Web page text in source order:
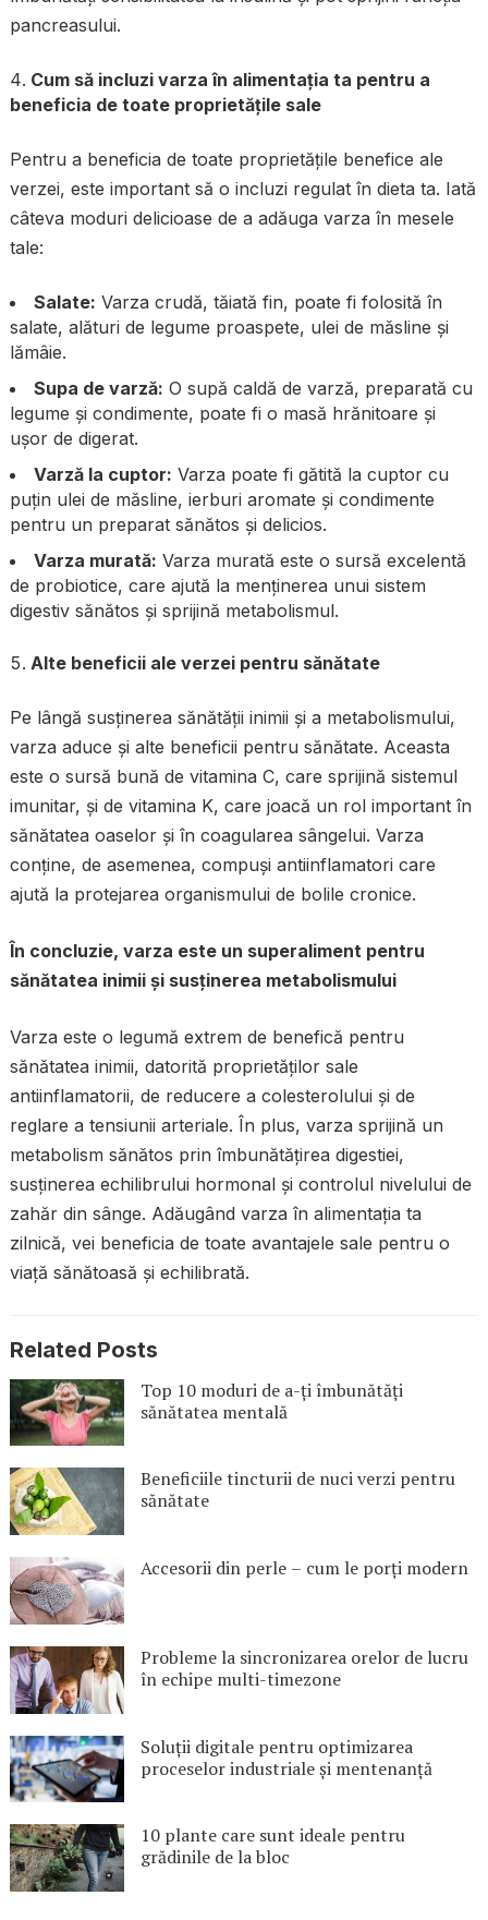
pancreasului.
Cum să incluzi varza în alimentația ta pentru a
beneficia de toate proprietățile sale
Pentru a beneficia de toate proprietățile benefice ale
verzei, este important să o incluzi regulat în dieta ta. Iată
câteva moduri delicioase de a adăuga varza în mesele
tale:
Salate: Varza crudă, tăiată fin, poate fi folosită în
salate, alături de legume proaspete, ulei de măsline și
lămâie.
Supa de varză: O supă caldă de varză, preparată cu
legume și condimente, poate fi o masă hrănitoare și
ușor de digerat.
Varză la cuptor: Varza poate fi gătită la cuptor cu
puțin ulei de măsline, ierburi aromate și condimente
pentru un preparat sănătos și delicios.
Varza murată: Varza murată este o sursă excelentă
de probiotice, care ajută la menținerea unui sistem
digestiv sănătos și sprijină metabolismul.
Alte beneficii ale verzei pentru sănătate
Pe lângă susținerea sănătății inimii și a metabolismului,
varza aduce și alte beneficii pentru sănătate. Aceasta
este o sursă bună de vitamina C, care sprijină sistemul
imunitar, și de vitamina K, care joacă un rol important în
sănătatea oaselor și în coagularea sângelui. Varza
conține, de asemenea, compuși antiinflamatori care
ajută la protejarea organismului de bolile cronice.
În concluzie, varza este un superaliment pentru
sănătatea inimii și susținerea metabolismului
Varza este o legumă extrem de benefică pentru
sănătatea inimii, datorită proprietăților sale
antiinflamatorii, de reducere a colesterolului și de
reglare a tensiunii arteriale. În plus, varza sprijină un
metabolism sănătos prin îmbunătățirea digestiei,
susținerea echilibrului hormonal și controlul nivelului de
zahăr din sânge. Adăugând varza în alimentația ta
zilnică, vei beneficia de toate avantajele sale pentru o
viață sănătoasă și echilibrată.
Related Posts
Top 10 moduri de a-ți îmbunătăți
sănătatea mentală
Beneficiile tincturii de nuci verzi pentru
sănătate
Accesorii din perle – cum le porți modern
Probleme la sincronizarea orelor de lucru
în echipe multi-timezone
Soluții digitale pentru optimizarea
proceselor industriale și mentenanță
10 plante care sunt ideale pentru
grădinile de la bloc